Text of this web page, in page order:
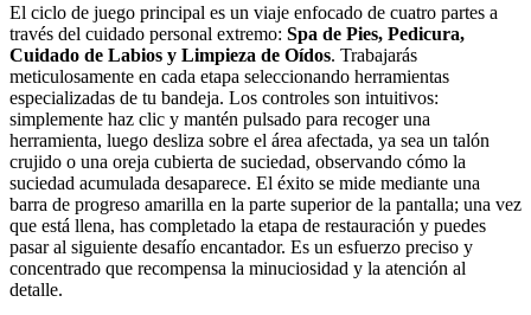
El ciclo de juego principal es un viaje enfocado de cuatro partes a
través del cuidado personal extremo: Spa de Pies, Pedicura,
Cuidado de Labios y Limpieza de Oídos. Trabajarás
meticulosamente en cada etapa seleccionando herramientas
especializadas de tu bandeja. Los controles son intuitivos:
simplemente haz clic y mantén pulsado para recoger una
herramienta, luego desliza sobre el área afectada, ya sea un talón
crujido o una oreja cubierta de suciedad, observando cómo la
suciedad acumulada desaparece. El éxito se mide mediante una
barra de progreso amarilla en la parte superior de la pantalla; una vez
que está llena, has completado la etapa de restauración y puedes
pasar al siguiente desafío encantador. Es un esfuerzo preciso y
concentrado que recompensa la minuciosidad y la atención al
detalle.